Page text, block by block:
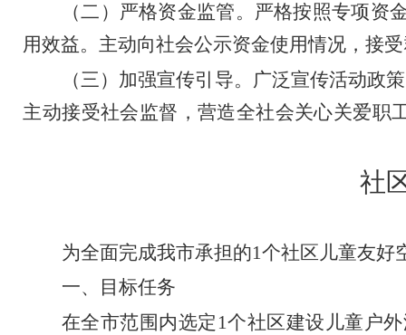
（二）严格资金监管。 严格按照专项资
用效益。主动向社会公示资金使用情况，接
（三）加强宣传引导。 广泛宣传活动政
主动接受社会监督，营造全社会关心关爱职
社
为全面完成我市承担的1个社区儿童友好
一、目标任务
在全市范围内选定 1个社区建设儿童户